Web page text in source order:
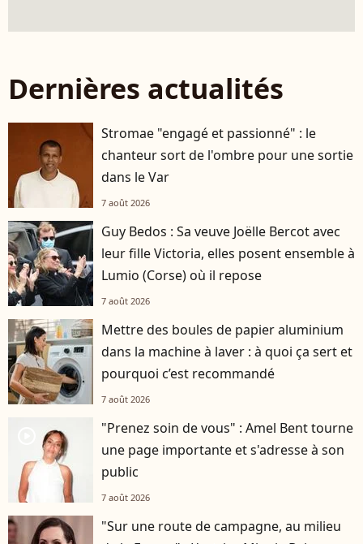
Dernières actualités
Stromae "engagé et passionné" : le
chanteur sort de l'ombre pour une sortie
dans le Var
7 août 2026
Guy Bedos : Sa veuve Joëlle Bercot avec
leur fille Victoria, elles posent ensemble à
Lumio (Corse) où il repose
7 août 2026
Mettre des boules de papier aluminium
dans la machine à laver : à quoi ça sert et
pourquoi c’est recommandé
7 août 2026
"Prenez soin de vous" : Amel Bent tourne
une page importante et s'adresse à son
public
7 août 2026
"Sur une route de campagne, au milieu